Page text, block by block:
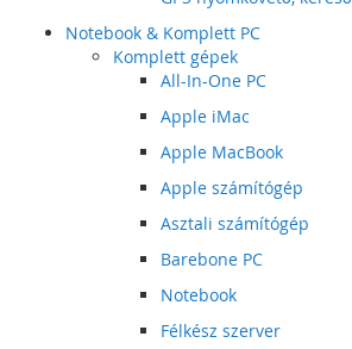
Notebook & Komplett PC
Komplett gépek
All-In-One PC
Apple iMac
Apple MacBook
Apple számítógép
Asztali számítógép
Barebone PC
Notebook
Félkész szerver